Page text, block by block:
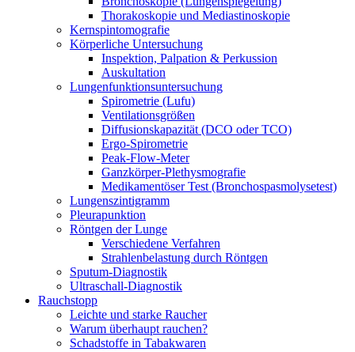
Thorakoskopie und Mediastinoskopie
Kernspintomografie
Körperliche Untersuchung
Inspektion, Palpation & Perkussion
Auskultation
Lungenfunktionsuntersuchung
Spirometrie (Lufu)
Ventilationsgrößen
Diffusionskapazität (DCO oder TCO)
Ergo-Spirometrie
Peak-Flow-Meter
Ganzkörper-Plethysmografie
Medikamentöser Test (Bronchospasmolysetest)
Lungenszintigramm
Pleurapunktion
Röntgen der Lunge
Verschiedene Verfahren
Strahlenbelastung durch Röntgen
Sputum-Diagnostik
Ultraschall-Diagnostik
Rauchstopp
Leichte und starke Raucher
Warum überhaupt rauchen?
Schadstoffe in Tabakwaren